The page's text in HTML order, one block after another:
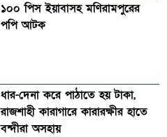
১০০ পিস ইয়াবাসহ মণিরামপুরের
পপি আটক
ধার-দেনা করে পাঠাতে হয় টাকা,
রাজশাহী কারাগারে কারারক্ষীর হাতে
বন্দীরা অসহায়